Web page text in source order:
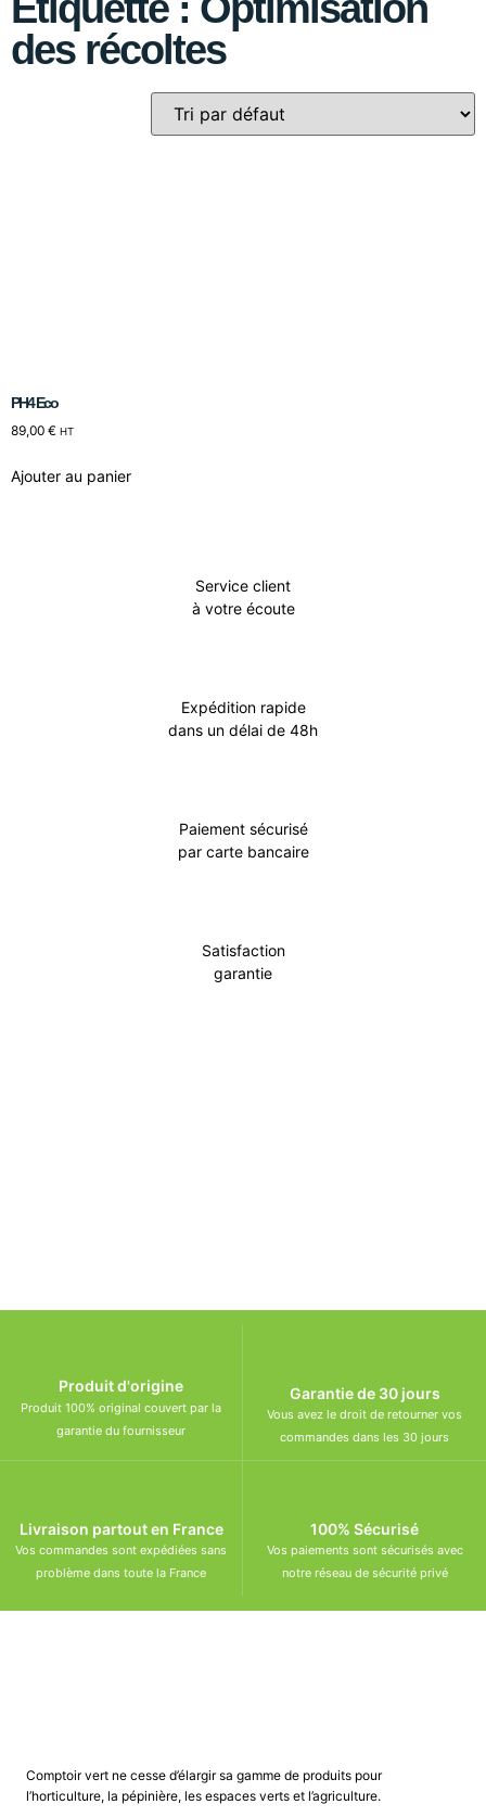
des récoltes
Service client
à votre écoute
Expédition rapide
dans un délai de 48h
Paiement sécurisé
par carte bancaire
Satisfaction
garantie
PH4 Eco
89,00 € HT
Ajouter au panier
Produit d'origine
Produit 100% original couvert par la
garantie du fournisseur
Garantie de 30 jours
Vous avez le droit de retourner vos
commandes dans les 30 jours
Livraison partout en France
Vos commandes sont expédiées sans
problème dans toute la France
100% Sécurisé
Vos paiements sont sécurisés avec
notre réseau de sécurité privé
Comptoir vert ne cesse d’élargir sa gamme de produits pour
l’horticulture, la pépinière, les espaces verts et l’agriculture.